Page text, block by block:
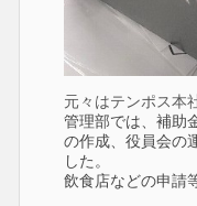
元々はテンポス本
管理部では、補助
の作成、役員会の
した。
飲食店などの申請